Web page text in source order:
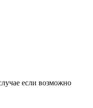
если возможно